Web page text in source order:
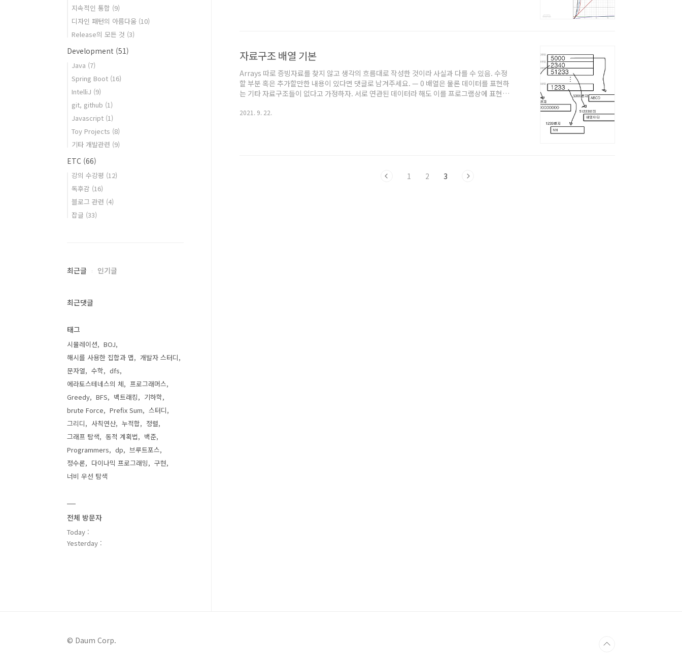
자료구조 배열 기본
Arrays 따로 증빙자료를 찾지 않고 생각의 흐름대로 작성한 것이라 사실과 다를 수 있음. 수정
할 부분 혹은 추가할만한 내용이 있다면 댓글로 남겨주세요. — 0 배열은 물론 데이터를 표현하
는 기타 자료구조들이 없다고 가정하자. 서로 연관된 데이터라 해도 이를 프로그램상에 표현하
시간 순서에 따라 676개로 나눈걸 표현해보자. int a = 10; int b = 13; int c = 11; ... int zz =
2021. 9. 22.
1 2 3
지속적인 통합 (9)
디자인 패턴의 아름다움 (10)
Release의 모든 것 (3)
Development (51)
Java (7)
Spring Boot (16)
IntelliJ (9)
git, github (1)
Javascript (1)
Toy Projects (8)
기타 개발관련 (9)
ETC (66)
강의 수강평 (12)
독후감 (16)
블로그 관련 (4)
잡글 (33)
최근글 인기글
최근댓글
태그
시뮬레이션
BOJ
해시를 사용한 집합과 맵
개발자 스터디
문자열
수학
dfs
에라토스테네스의 체
프로그래머스
Greedy
BFS 백트래킹
기하학
brute Force
Prefix Sum
스터디
그리디
사칙연산 누적합
정렬
그래프 탐색
동적 계획법
백준
Programmers
dp
브루트포스
정수론
다이나믹 프로그래밍
구현
너비 우선 탐색
전체 방문자
Today :
Yesterday :
© Daum Corp.